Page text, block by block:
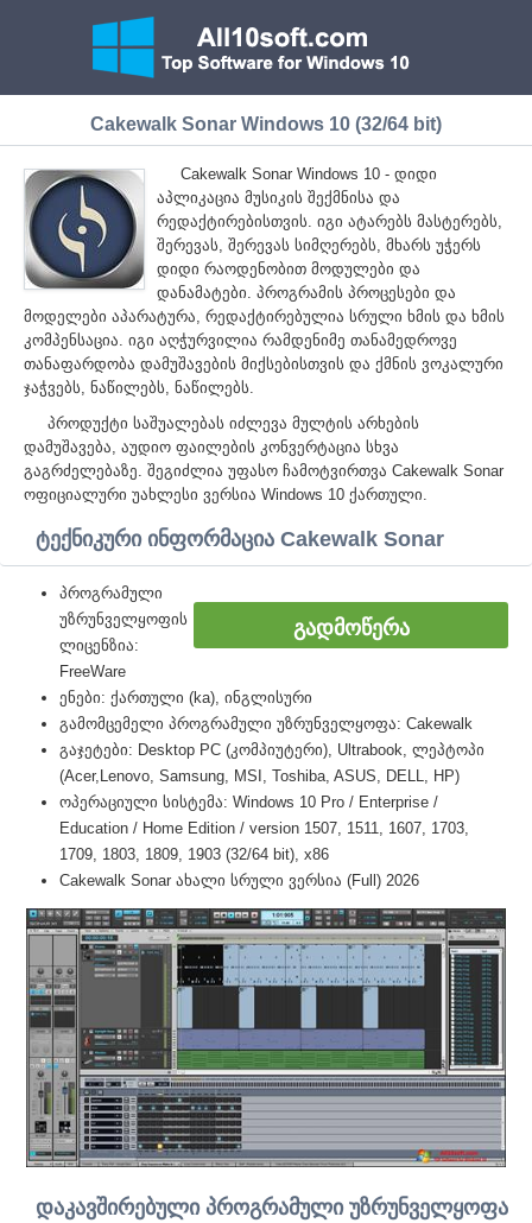
Cakewalk Sonar Windows 10 (32/64 bit)
Cakewalk Sonar Windows 10 - დიდი
აპლიკაცია მუსიკის შექმნისა და
რედაქტირებისთვის. იგი ატარებს მასტერებს,
შერევას, შერევას სიმღერებს, მხარს უჭერს
დიდი რაოდენობით მოდულები და
დანამატები. პროგრამის პროცესები და
მოდელები აპარატურა, რედაქტირებულია სრული ხმის და ხმის
კომპენსაცია. იგი აღჭურვილია რამდენიმე თანამედროვე
თანაფარდობა დამუშავების მიქსებისთვის და ქმნის ვოკალური
ჯაჭვებს, ნაწილებს, ნაწილებს.
პროდუქტი საშუალებას იძლევა მულტის არხების
დამუშავება, აუდიო ფაილების კონვერტაცია სხვა
გაგრძელებაზე. შეგიძლია უფასო ჩამოტვირთვა Cakewalk Sonar
ოფიციალური უახლესი ვერსია Windows 10 ქართული.
ტექნიკური ინფორმაცია Cakewalk Sonar
ᲒᲐᲓᲛᲝᲬᲔᲠᲐ
პროგრამული
უზრუნველყოფის
ლიცენზია:
FreeWare
ენები: ქართული (ka), ინგლისური
გამომცემელი პროგრამული უზრუნველყოფა: Cakewalk
გაჯეტები: Desktop PC (კომპიუტერი), Ultrabook, ლეპტოპი
(Acer,Lenovo, Samsung, MSI, Toshiba, ASUS, DELL, HP)
ოპერაციული სისტემა: Windows 10 Pro / Enterprise /
Education / Home Edition / version 1507, 1511, 1607, 1703,
1709, 1803, 1809, 1903 (32/64 bit), x86
Cakewalk Sonar ახალი სრული ვერსია (Full) 2026
დაკავშირებული პროგრამული უზრუნველყოფა